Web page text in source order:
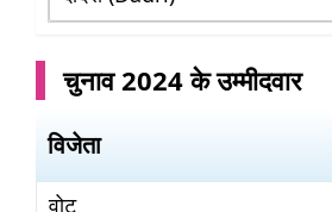
चुनाव 2024 के उम्मीदवार
विजेता
वोट